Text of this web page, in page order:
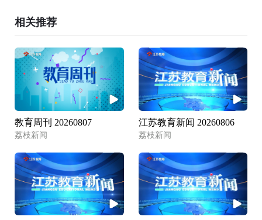
相关推荐
教育周刊 20260807
荔枝新闻
江苏教育新闻 20260806
荔枝新闻